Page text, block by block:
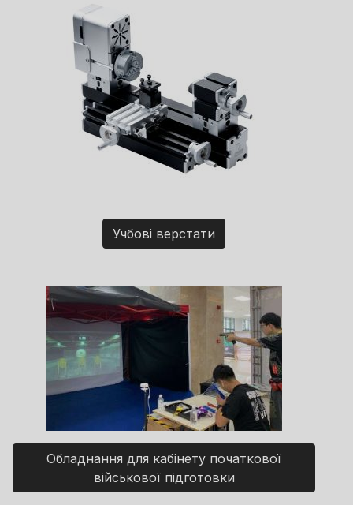
Учбові верстати
Обладнання для кабінету початкової
військової підготовки